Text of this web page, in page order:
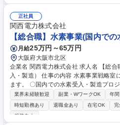
障がい者手帳をお持ちの方
正社員
関西電力株式会社
【総合職】水素事業(国内で
月給25万円～65万円
大阪府大阪市北区
企業名 関西電力株式会社 求人名 【総合職】水素事業（国内での水素受
入・製造） 仕事の内容 水素事業戦略室にて、以下の業務に従事いただき
ます。 〇国内での水素受入・製造プロ
（ファイナンスの組成含む）/事業スキ
選定・協議/ 各種契約の締結/関係省庁、自治体等との協議、調整/プロジェ
クト全体工程の策定と管理 〇技術検討
業界未経験歓迎 副業・WワークOK 年
時短勤務あり
退職金あり 在宅OK 完
服装自由